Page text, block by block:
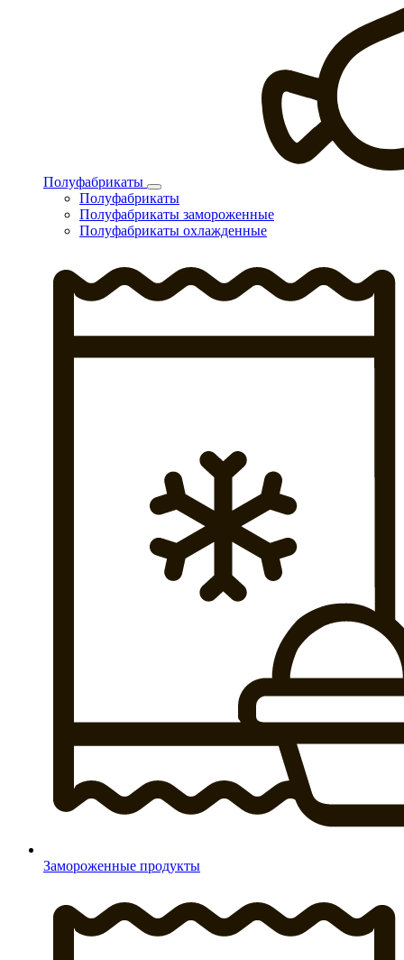
Полуфабрикаты
Полуфабрикаты
Полуфабрикаты замороженные
Полуфабрикаты охлажденные
Замороженные продукты